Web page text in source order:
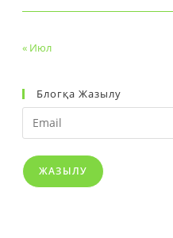
« Июл
Блогқа Жазылу
Email
ЖАЗЫЛУ